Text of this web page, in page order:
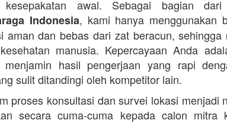
awal. Sebagai bagian dari
Indonesia, kami hanya menggunakan
aman dan bebas dari zat beracun, sehingga
manusia. Kepercayaan Anda
hasil pengerjaan yang rapi
sulit ditandingi oleh kompetitor lain.
proses konsultasi dan survei lokasi menjadi
secara cuma-cuma kepada calon mitra